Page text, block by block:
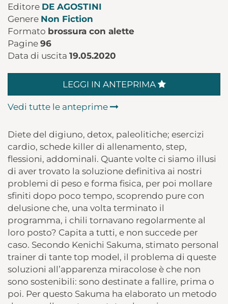
Editore DE AGOSTINI
Genere Non Fiction
Formato brossura con alette
Pagine 96
Data di uscita 19.05.2020
LEGGI IN ANTEPRIMA
Vedi tutte le anteprime
Diete del digiuno, detox, paleolitiche; esercizi
cardio, schede killer di allenamento, step,
flessioni, addominali. Quante volte ci siamo illusi
di aver trovato la soluzione definitiva ai nostri
problemi di peso e forma fisica, per poi mollare
sfiniti dopo poco tempo, scoprendo pure con
delusione che, una volta terminato il
programma, i chili tornavano regolarmente al
loro posto? Capita a tutti, e non succede per
caso. Secondo Kenichi Sakuma, stimato personal
trainer di tante top model, il problema di queste
soluzioni all’apparenza miracolose è che non
sono sostenibili: sono destinate a fallire, prima o
poi. Per questo Sakuma ha elaborato un metodo